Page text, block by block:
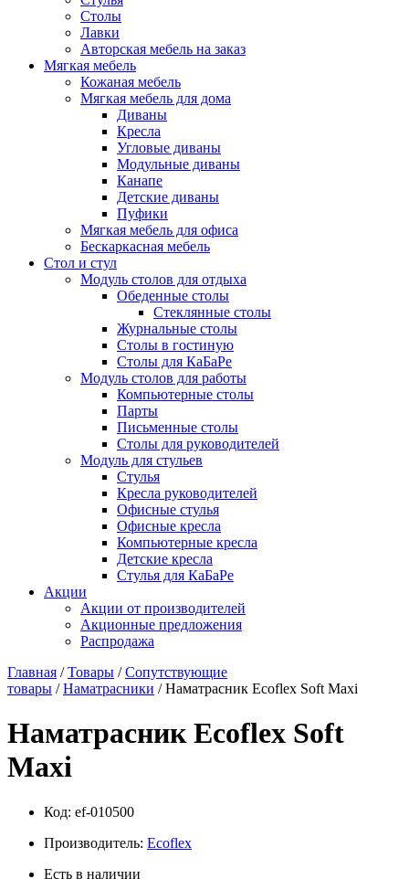
Столы
Лавки
Авторская мебель на заказ
Мягкая мебель
Кожаная мебель
Мягкая мебель для дома
Диваны
Кресла
Угловые диваны
Модульные диваны
Канапе
Детские диваны
Пуфики
Мягкая мебель для офиса
Бескаркасная мебель
Стол и стул
Модуль столов для отдыха
Обеденные столы
Стеклянные столы
Журнальные столы
Столы в гостиную
Столы для КаБаРе
Модуль столов для работы
Компьютерные столы
Парты
Письменные столы
Столы для руководителей
Модуль для стульев
Стулья
Кресла руководителей
Офисные стулья
Офисные кресла
Компьютерные кресла
Детские кресла
Стулья для КаБаРе
Акции
Акции от производителей
Акционные предложения
Распродажа
Главная /Товары /Сопутствующие
товары /Наматрасники / Наматрасник Ecoflex Soft Maxi
Наматрасник Ecoflex Soft
Maxi
Код: ef-010500
Производитель: Ecoflex
Есть в наличии